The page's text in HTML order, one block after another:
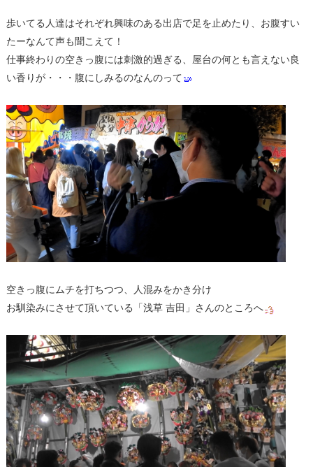
歩いてる人達はそれぞれ興味のある出店で足を止めたり、お腹すい
たーなんて声も聞こえて！
仕事終わりの空きっ腹には刺激的過ぎる、屋台の何とも言えない良
い香りが・・・腹にしみるのなんのって
空きっ腹にムチを打ちつつ、人混みをかき分け
お馴染みにさせて頂いている「浅草 吉田」さんのところへ